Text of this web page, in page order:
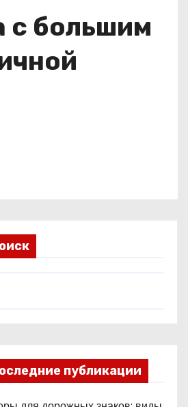
с большим
публикации